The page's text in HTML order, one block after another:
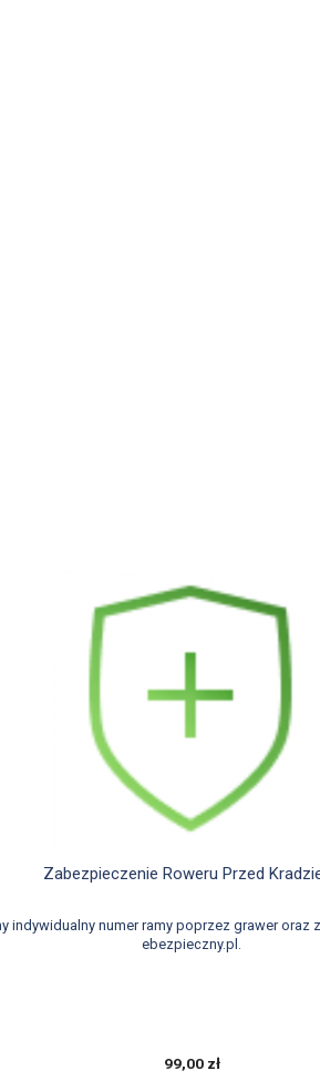
Szybki podgląd
Zabezpieczenie Roweru Przed
indywidualny numer ramy poprzez grawer oraz
ebezpieczny.pl.
99,00 zł